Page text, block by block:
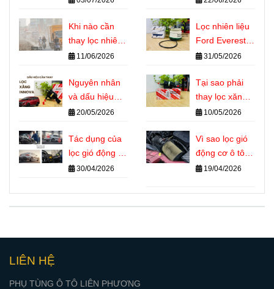
Khi nào cần
thay lọc nhiên
liệu Ford
hiệu nhận biết
chính xác
11/06/2026
Lọc nhiên liệu
Ford Everest là
gì? Vai trò
động cơ Diesel
31/05/2026
Nguyên nhân
và dấu hiệu
cần thay lọc
20/05/2026
Tại sao phải
thay lọc xăng
Innova đúng kỳ
10/05/2026
Tác dụng của
lọc gió động cơ
ô tô đối với
tuổi thọ máy
30/04/2026
Vì sao lọc gió
động cơ ô tô
bẩn làm xe
19/04/2026
LIÊN HỆ
PHỤ TÙNG Ô TÔ LIÊN PHƯƠNG